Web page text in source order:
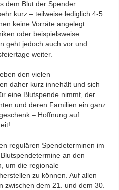
dem Blut der Spender
kurz – teilweise lediglich 4-5
keine Vorräte angelegt
oder beispielsweise
geht jedoch auch vor und
weiter.
den vielen
daher kurz innehält und sich
eine Blutspende nimmt, der
und deren Familien ein ganz
– Hoffnung auf
regulären Spendeterminen im
an den
um die regionale
zu können. Auf allen
zwischen dem 21. und dem 30.